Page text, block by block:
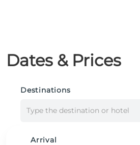
Dates & Prices
Destinations
Type the destination or hotel
Arrival